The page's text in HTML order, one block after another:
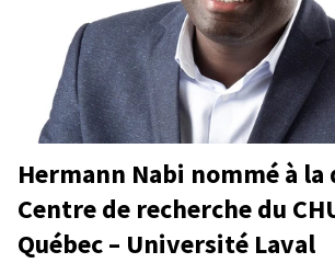
Hermann Nabi nommé à
Centre de recherche du
Québec – Université Laval